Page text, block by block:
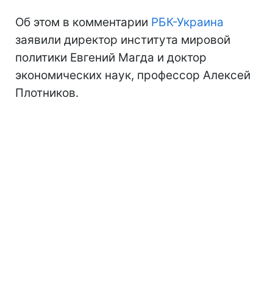
Об этом в комментарии РБК-Украина
заявили директор института мировой
политики Евгений Магда и доктор
экономических наук, профессор Алексей
Плотников.